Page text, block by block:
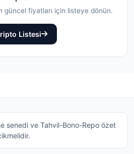
güncel fiyatları için listeye dönün.
Listesi
senedi ve Tahvil-Bono-Repo özet